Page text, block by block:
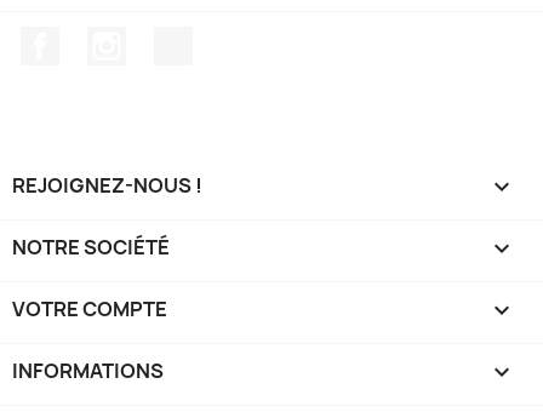
REJOIGNEZ-NOUS ! 
NOTRE SOCIÉTÉ 
VOTRE COMPTE 
INFORMATIONS keyboard_arrow_down